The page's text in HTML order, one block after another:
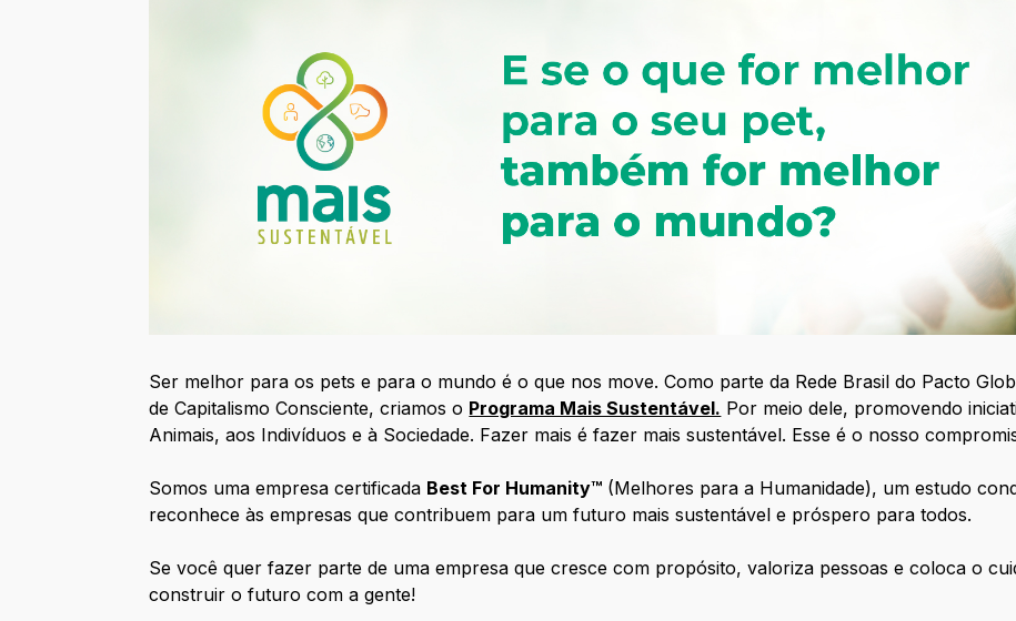
Ser melhor para os pets e para o mundo é o que nos move. Como parte da Rede Brasil do Pacto
de Capitalismo Consciente, criamos o Programa Mais Sustentável. Por meio dele, promovendo
Animais, aos Indivíduos e à Sociedade. Fazer mais é fazer mais sustentável. Esse é o nosso
Somos uma empresa certificada Best For Humanity™ (Melhores para a Humanidade), um estudo
reconhece às empresas que contribuem para um futuro mais sustentável e próspero para todos.
Se você quer fazer parte de uma empresa que cresce com propósito, valoriza pessoas e coloca o
construir o futuro com a gente!